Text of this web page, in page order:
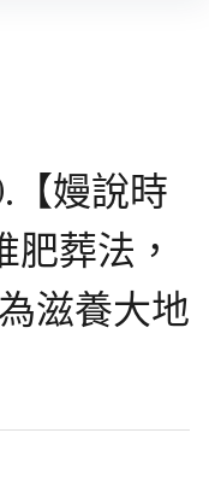
【嫚說時
葬法，
滋養大地